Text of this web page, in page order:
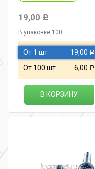
19,00 Р
В упаковке 100
От 1 шт 19,00 Р
От 100 шт 6,00 Р
В КОРЗИНУ